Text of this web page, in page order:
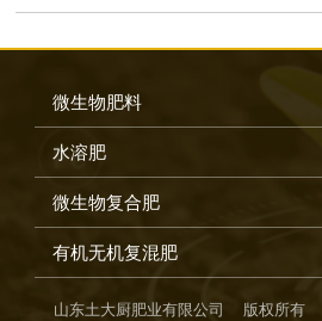
微生物肥料
水溶肥
微生物复合肥
有机无机复混肥
山东土大厨肥业有限公司 版权所有